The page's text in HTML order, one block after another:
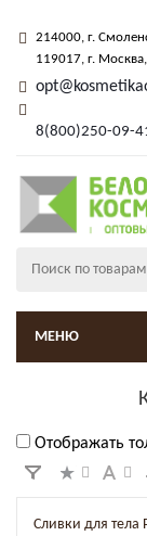
214000, г.
119017, г. Москва
8(800)250-09-
МЕНЮ
Отображать
Сливки для тела